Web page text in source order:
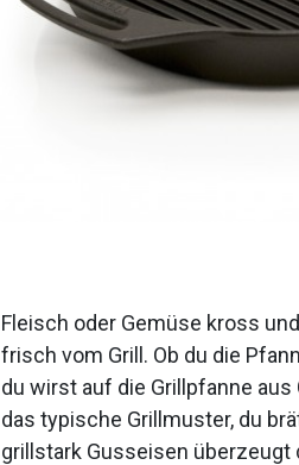
Fleisch oder Gemüse kross
frisch vom Grill. Ob du die
du wirst auf die Grillpfanne
das typische Grillmuster, du
grillstark Gusseisen